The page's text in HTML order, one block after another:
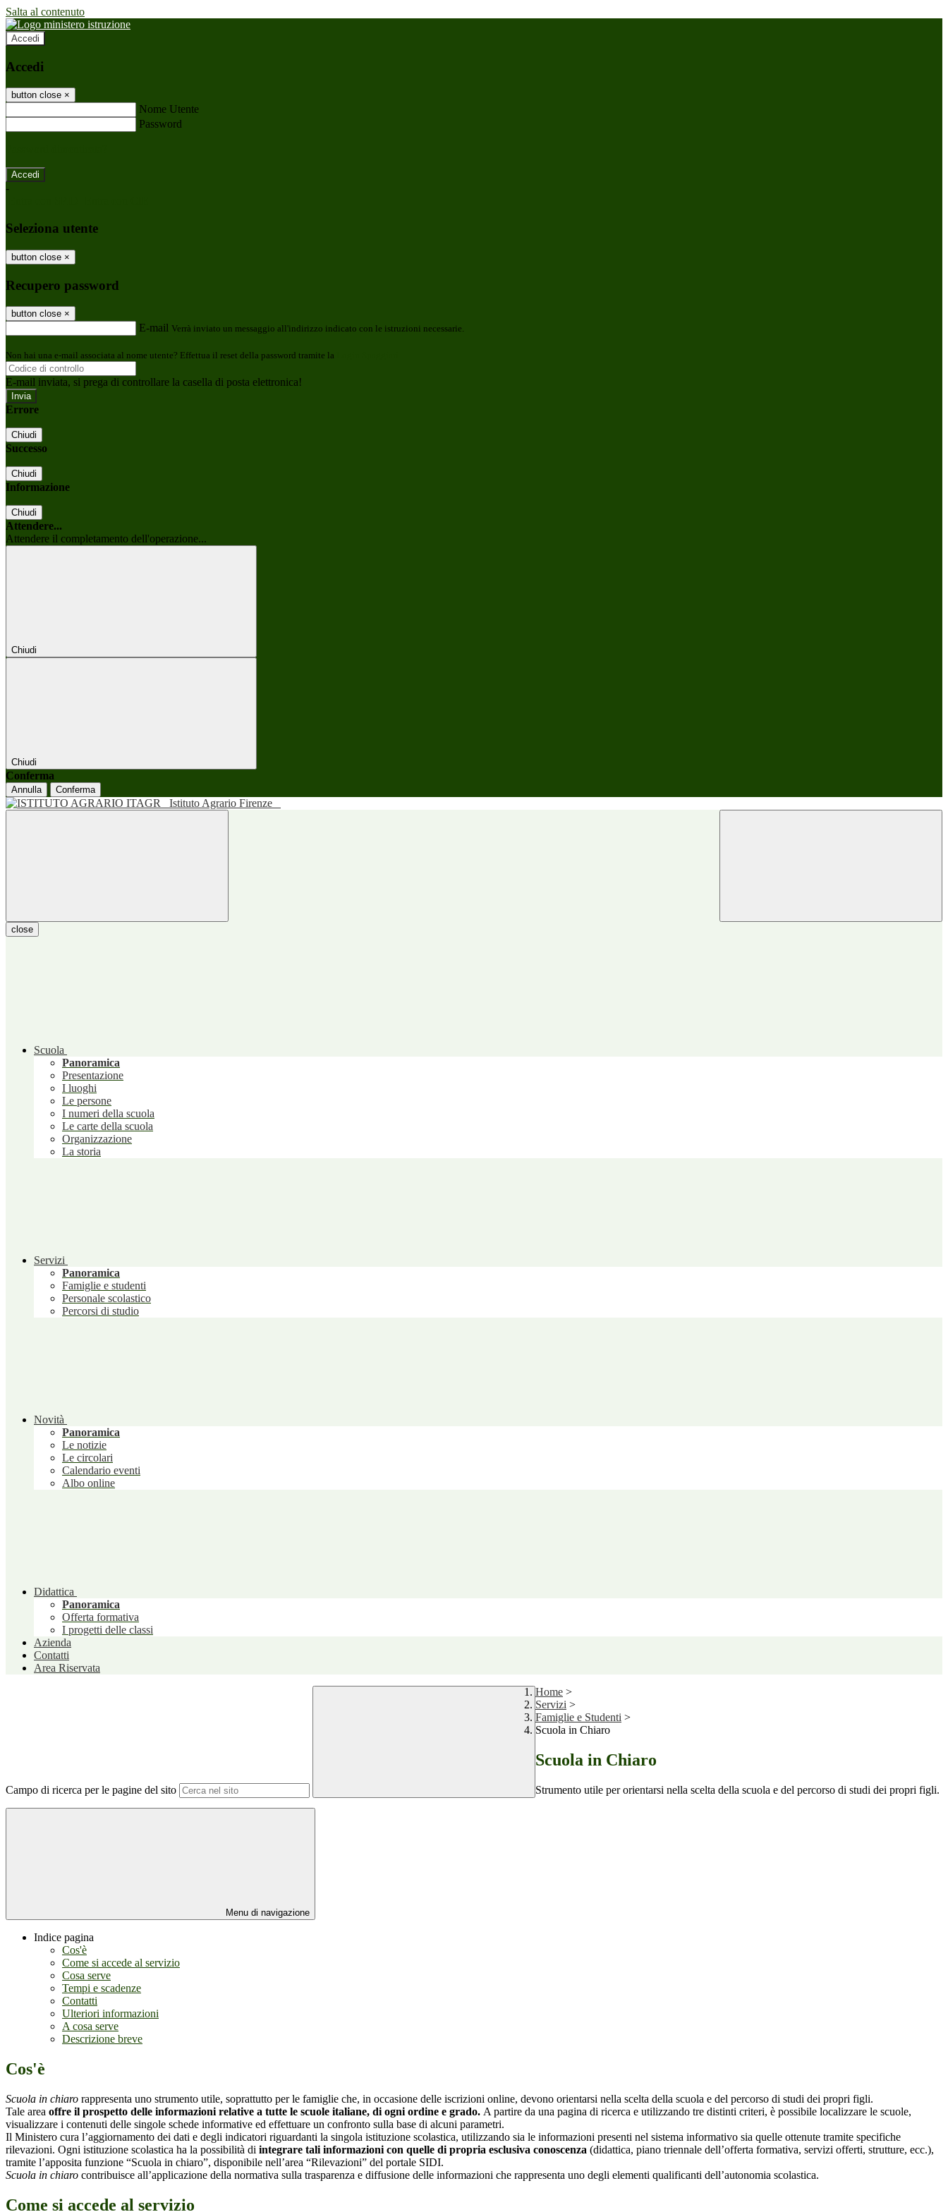
Salta al contenuto
Accedi
Accedi
button close ×
Nome Utente
Password
-
Seleziona utente
button close ×
Recupero password
button close ×
E-mail Verrà inviato un messaggio all'indirizzo indicato con le istruzioni necessarie.
Non hai una e-mail associata al nome utente? Effettua il reset della password tramite la
E-mail inviata, si prega di controllare la casella di posta elettronica!
Errore
Chiudi
Successo
Chiudi
Informazione
Chiudi
Attendere...
Attendere il completamento dell'operazione...
Chiudi
Chiudi
Conferma
Annulla Conferma
Istituto Agrario Firenze
close
Scuola
Panoramica
Presentazione
I luoghi
Le persone
I numeri della scuola
Le carte della scuola
Organizzazione
La storia
Servizi
Panoramica
Famiglie e studenti
Personale scolastico
Percorsi di studio
Novità
Panoramica
Le notizie
Le circolari
Calendario eventi
Albo online
Didattica
Panoramica
Offerta formativa
I progetti delle classi
Azienda
Contatti
Area Riservata
Campo di ricerca per le pagine del sito
Home >
Servizi >
Famiglie e Studenti >
Scuola in Chiaro
Scuola in Chiaro
Strumento utile per orientarsi nella scelta della scuola e del percorso di studi dei propri figli.
Menu di navigazione
Indice pagina
Cos'è
Come si accede al servizio
Cosa serve
Tempi e scadenze
Contatti
Ulteriori informazioni
A cosa serve
Descrizione breve
Cos'è
Scuola in chiaro rappresenta uno strumento utile, soprattutto per le famiglie che, in occasione delle iscrizioni online, devono orientarsi nella scelta della scuola e del percorso di studi dei propri figli.
Tale area offre il prospetto delle informazioni relative a tutte le scuole italiane, di ogni ordine e grado. A partire da una pagina di ricerca e utilizzando tre distinti criteri, è possibile localizzare le scuole,
visualizzare i contenuti delle singole schede informative ed effettuare un confronto sulla base di alcuni parametri.
Il Ministero cura l’aggiornamento dei dati e degli indicatori riguardanti la singola istituzione scolastica, utilizzando sia le informazioni presenti nel sistema informativo sia quelle ottenute tramite specifiche
rilevazioni. Ogni istituzione scolastica ha la possibilità di integrare tali informazioni con quelle di propria esclusiva conoscenza (didattica, piano triennale dell’offerta formativa, servizi offerti, strutture, ecc.),
tramite l’apposita funzione “Scuola in chiaro”, disponibile nell’area “Rilevazioni” del portale SIDI.
Scuola in chiaro contribuisce all’applicazione della normativa sulla trasparenza e diffusione delle informazioni che rappresenta uno degli elementi qualificanti dell’autonomia scolastica.
Come si accede al servizio